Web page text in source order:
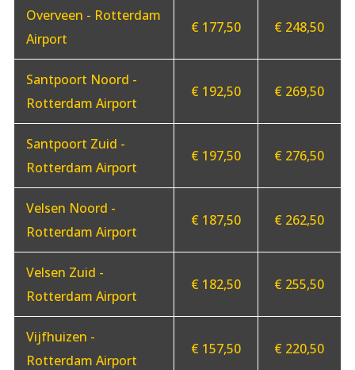
Overveen - Rotterdam
Airport
€ 177,50 € 248,50
Santpoort Noord -
Rotterdam Airport
€ 192,50 € 269,50
Santpoort Zuid -
Rotterdam Airport
€ 197,50 € 276,50
Velsen Noord -
Rotterdam Airport
€ 187,50 € 262,50
Velsen Zuid -
Rotterdam Airport
€ 182,50 € 255,50
Vijfhuizen -
Rotterdam Airport
€ 157,50 € 220,50